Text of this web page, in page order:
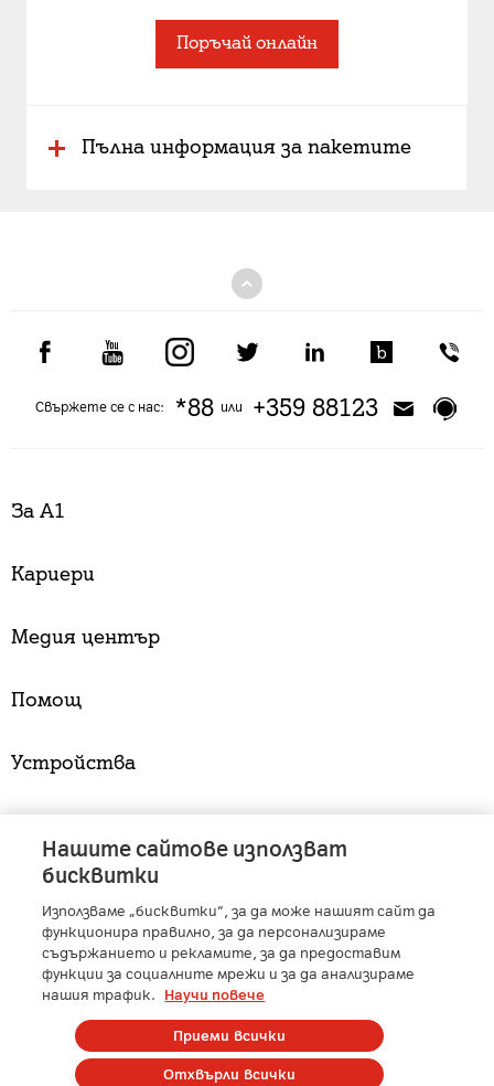
Поръчай онлайн
Пълна информация за пакетите
Свържете се с нас: *88или +359 88123
За А1
Кариери
Медия център
Помощ
Устройства
A1 Austria - A1 Croatia - A1 Serbia - A1 Belarus
A1 Bulgaria
- A1 Macedonia - A1 Slovenia
A1 Digital
- Member of A1 Group
Copyright © 2025 А1 България. | Protected by reCAPTCHA
Нашите сайтове използват
бисквитки
Използваме „бисквитки“, за да може нашият сайт да
функционира правилно, за да персонализираме
съдържанието и рекламите, за да предоставим
функции за социалните мрежи и за да анализираме
нашия трафик.
Научи повече
Отхвърли всички
Приеми всички